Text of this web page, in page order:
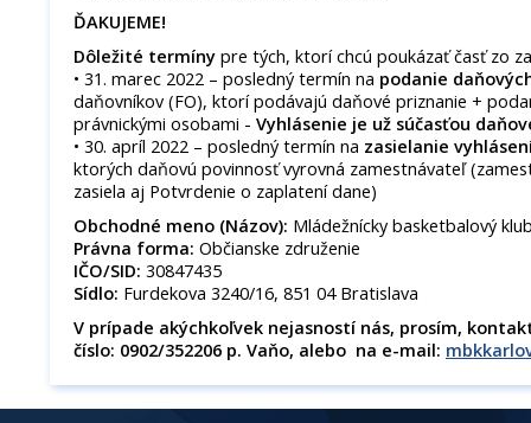
ĎAKUJEME!
Dôležité termíny pre tých, ktorí chcú poukázať časť zo
• 31. marec 2022 – posledný termín na podanie
daňovníkov (FO), ktorí podávajú daňové priznanie +
právnickými osobami - Vyhlásenie je už súčasťou
• 30. apríl 2022 – posledný termín na zasielanie
ktorých daňovú povinnosť vyrovná zamestnávateľ
zasiela aj Potvrdenie o zaplatení dane)
Obchodné meno (Názov): Mládežnícky basketbalový
Právna forma: Občianske združenie
IČO/SID: 30847435
Sídlo: Furdekova 3240/16, 851 04 Bratislava
V prípade akýchkoľvek nejasností nás, prosím,
číslo: 0902/352206 p. Vaňo, alebo na e-mail: